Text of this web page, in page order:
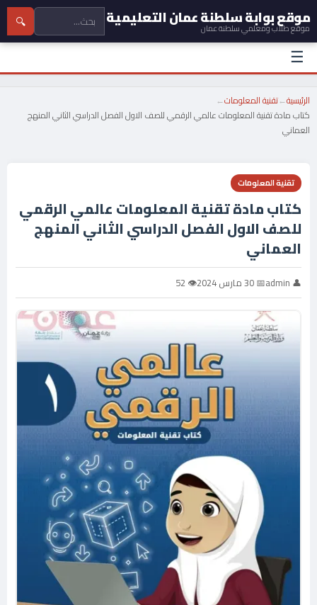
موقع بوابة سلطنة عمان التعليمية
موقع طلاب ومعلمي سلطنة عمان 🔍
☰
الرئيسية←تقنية المعلومات←
كتاب مادة تقنية المعلومات عالمي الرقمي للصف الاول الفصل الدراسي الثاني المنهج
العماني
تقنية المعلومات
كتاب مادة تقنية المعلومات عالمي الرقمي
للصف الاول الفصل الدراسي الثاني المنهج
العماني
👤 admin 📅 30 مارس 2024 👁 52